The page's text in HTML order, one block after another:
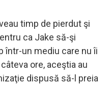
timp de pierdut şi
ca Jake să-şi
într-un mediu care nu îi
ore, aceştia au
dispusă să-l preia